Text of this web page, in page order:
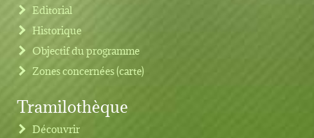
Editorial
Historique
Objectif du programme
Zones concernées (carte)
Tramilothèque
Découvrir